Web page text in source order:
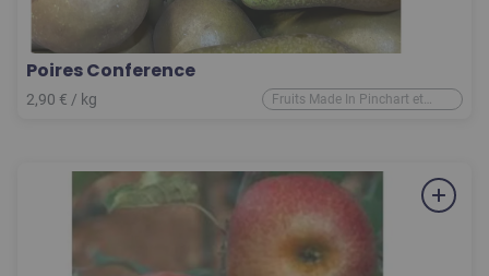
Poires Conference
2,90 € / kg
Fruits Made In Pinchart et
d'ailleurs